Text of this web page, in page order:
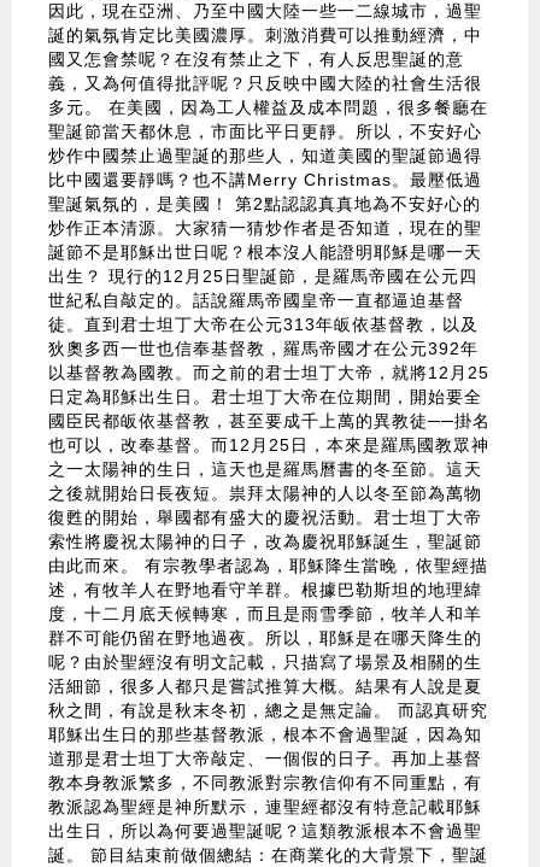
因此，現在亞洲、乃至中國大陸一些一二線城市，過聖
誕的氣氛肯定比美國濃厚。刺激消費可以推動經濟，中
國又怎會禁呢？在沒有禁止之下，有人反思聖誕的意
義，又為何值得批評呢？只反映中國大陸的社會生活很
多元。 在美國，因為工人權益及成本問題，很多餐廳在
聖誕節當天都休息，市面比平日更靜。所以，不安好心
炒作中國禁止過聖誕的那些人，知道美國的聖誕節過得
比中國還要靜嗎？也不講Merry Christmas。最壓低過
聖誕氣氛的，是美國！ 第2點認認真真地為不安好心的
炒作正本清源。大家猜一猜炒作者是否知道，現在的聖
誕節不是耶穌出世日呢？根本沒人能證明耶穌是哪一天
出生？ 現行的12月25日聖誕節，是羅馬帝國在公元四
世紀私自敲定的。話說羅馬帝國皇帝一直都逼迫基督
徒。直到君士坦丁大帝在公元313年皈依基督教，以及
狄奧多西一世也信奉基督教，羅馬帝國才在公元392年
以基督教為國教。而之前的君士坦丁大帝，就將12月25
日定為耶穌出生日。君士坦丁大帝在位期間，開始要全
國臣民都皈依基督教，甚至要成千上萬的異教徒──掛名
也可以，改奉基督。而12月25日，本來是羅馬國教眾神
之一太陽神的生日，這天也是羅馬曆書的冬至節。這天
之後就開始日長夜短。祟拜太陽神的人以冬至節為萬物
復甦的開始，舉國都有盛大的慶祝活動。君士坦丁大帝
索性將慶祝太陽神的日子，改為慶祝耶穌誕生，聖誕節
由此而來。 有宗教學者認為，耶穌降生當晚，依聖經描
述，有牧羊人在野地看守羊群。根據巴勒斯坦的地理緯
度，十二月底天候轉寒，而且是雨雪季節，牧羊人和羊
群不可能仍留在野地過夜。所以，耶穌是在哪天降生的
呢？由於聖經沒有明文記載，只描寫了場景及相關的生
活細節，很多人都只是嘗試推算大概。結果有人說是夏
秋之間，有說是秋末冬初，總之是無定論。 而認真研究
耶穌出生日的那些基督教派，根本不會過聖誕，因為知
道那是君士坦丁大帝敲定、一個假的日子。再加上基督
教本身教派繁多，不同教派對宗教信仰有不同重點，有
教派認為聖經是神所默示，連聖經都沒有特意記載耶穌
出生日，所以為何要過聖誕呢？這類教派根本不會過聖
誕。 節目結束前做個總結：在商業化的大背景下，聖誕